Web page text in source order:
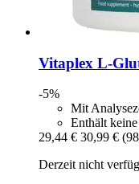
Vitaplex L-​
-5%
Mit
Enthält
29,44 € 30,99 €
Derzeit nicht